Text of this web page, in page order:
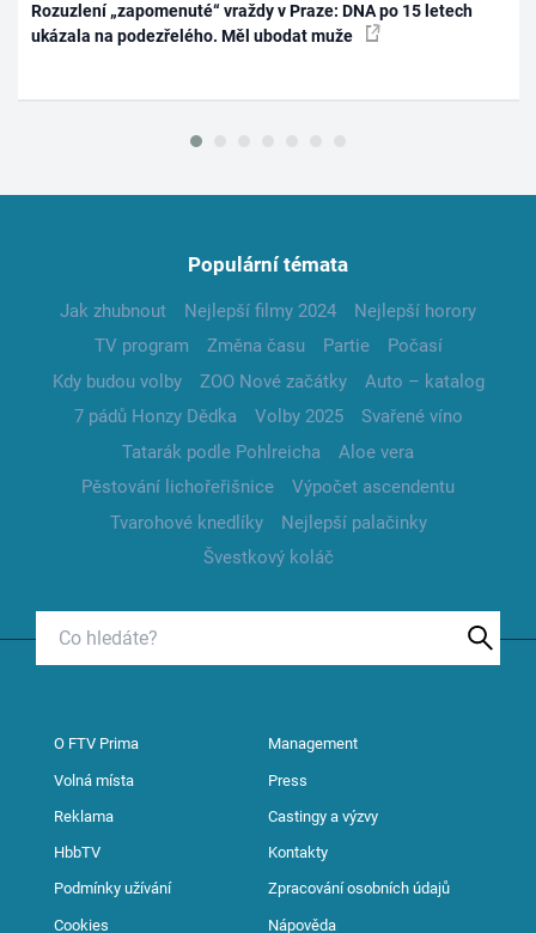
Rozuzlení „zapomenuté“ vraždy v Praze: DNA po 15 letech
ukázala na podezřelého. Měl ubodat muže
Populární témata
Jak zhubnout Nejlepší filmy 2024
Nejlepší horory
TV program
Změna času Partie
Počasí
Kdy budou volby
ZOO Nové začátky
Auto – katalog
7 pádů Honzy Dědka
Volby 2025
Svařené víno
Tatarák podle Pohlreicha
Aloe vera
Pěstování lichořeřišnice
Výpočet ascendentu
Tvarohové knedlíky
Nejlepší palačinky
Švestkový koláč
O FTV Prima Management
Volná místa Press
Reklama Castingy a výzvy
HbbTV Kontakty
Podmínky užívání Zpracování osobních údajů
Cookies Nápověda